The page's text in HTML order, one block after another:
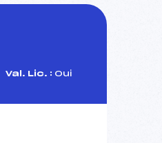
Val. Lic. : Oui